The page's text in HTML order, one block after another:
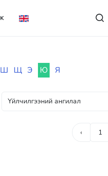
K
Ш Щ Э Ю Я
‹ 1